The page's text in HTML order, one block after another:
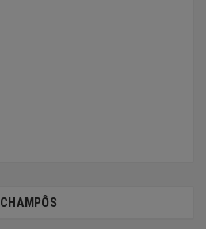
CHAMPÔS